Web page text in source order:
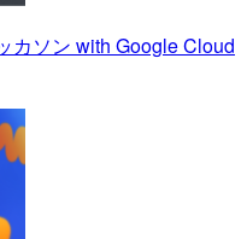
カソン with Google Cloud